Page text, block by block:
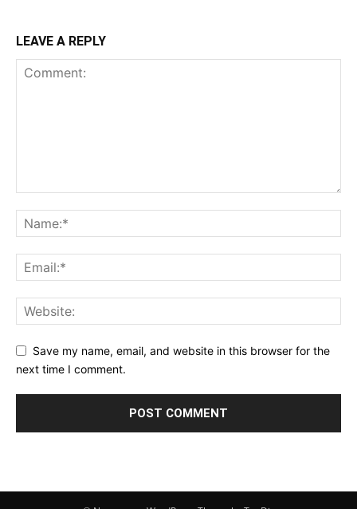
LEAVE A REPLY
Save my name, email, and website in this browser for the
next time I comment.